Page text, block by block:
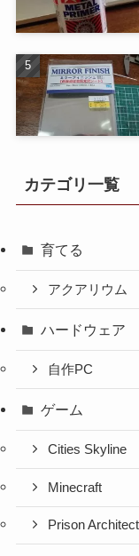
カテゴリ一覧
育てる
アクアリウム
ハードウェア
自作PC
ゲーム
Cities Skyline
Minecraft
Prison Architect